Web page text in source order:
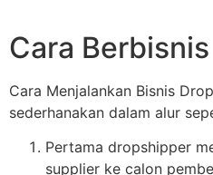
Cara
Cara Menjalankan Bisnis
sederhanakan dalam alur
Pertama dropshipper
supplier ke calon